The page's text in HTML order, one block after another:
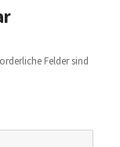
Felder sind